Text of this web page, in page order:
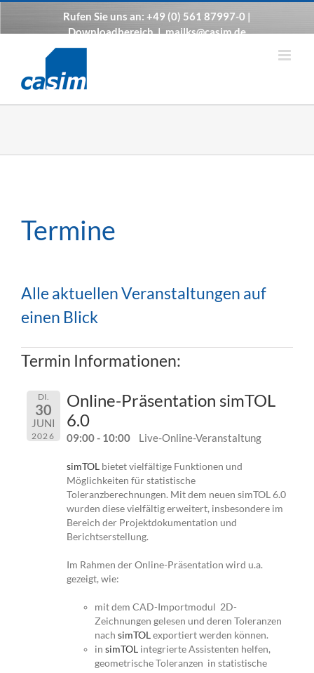
springen
Rufen Sie uns an: +49 (0) 561 87997-0 |
Downloadbereich | mailks@casim.de
Termine
Alle aktuellen Veranstaltungen auf
einen Blick
Termin Informationen:
DI.
30
JUNI
2026
Online-Präsentation simTOL
6.0
09:00 - 10:00 Live-Online-Veranstaltung
simTOLbietet vielfältige Funktionen und
Möglichkeiten für statistische
Toleranzberechnungen. Mit dem neuen simTOL 6.0
wurden diese vielfältig erweitert, insbesondere im
Bereich der Projektdokumentation und
Berichtserstellung.
Im Rahmen der Online-Präsentation wird u.a.
gezeigt, wie:
mit dem CAD-Importmodul 2D-
Zeichnungen gelesen und deren Toleranzen
nach simTOLexportiert werden können.
in simTOLintegrierte Assistenten helfen,
geometrische Toleranzen in statistische